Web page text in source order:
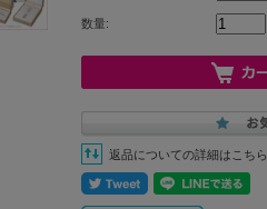
数量:
返品についての詳細はこちら